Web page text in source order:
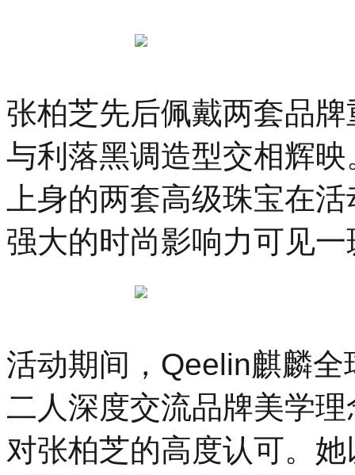
张柏芝先后佩戴两套品
与利落黑调造型交相辉
上身的两套高级珠宝在
强大的时尚影响力可见一
活动期间，Qeelin麒麟
二人深度交流品牌美学
对张柏芝的高度认可。